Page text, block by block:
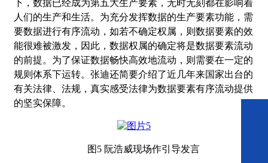
下，数据已经成为第五大生产要素，无时无刻都在影响着
人们的生产和生活。为充分发挥数据的生产要素功能，需
要数据进行有序流动，如若不确定权属，则数据要素的效
能很难被激发，因此，数据权属的确定将是数据要素流动
的前提。为了保证数据畅快高效地流动，则需要在一定的
规则体系下运转。张迪还简要介绍了近几年来国家出台的
有关法律、法规，真实感受法律为数据要素有序流动提供
的坚实保障。
图5 阮浩威现场作引导发言